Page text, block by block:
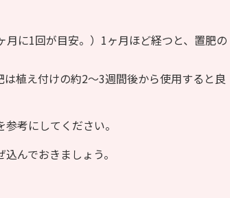
に1回が目安。）1ヶ月ほど経つと、置肥の
植え付けの約2～3週間後から使用すると良
考にしてください。
んでおきましょう。